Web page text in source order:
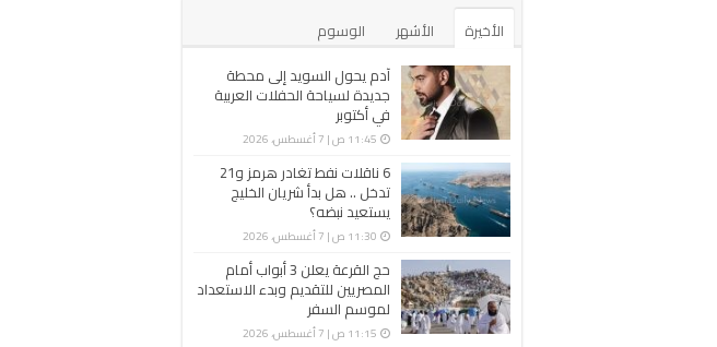
الأخيرة الأشهر
الوسوم
آدم يحول السويد إلى محطة
جديدة لسياحة الحفلات العربية
في أكتوبر
11:45 ص | 7 أغسطس، 2026
6 ناقلات نفط تغادر هرمز و21
تدخل .. هل بدأ شريان الخليج
يستعيد نبضه؟
11:30 ص | 7 أغسطس، 2026
حج القرعة يعلن 3 أبواب أمام
المصريين للتقديم وبدء الاستعداد
لموسم السفر
11:15 ص | 7 أغسطس، 2026